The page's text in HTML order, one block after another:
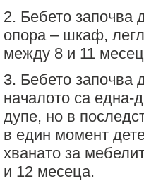
2. Бебето започва
опора – шкаф,
между 8 и 11
3. Бебето започва
началото са една-
дупе, но в
в един момент
хванато за
и 12 месеца.